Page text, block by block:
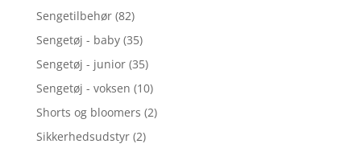
Sengetilbehør (82)
Sengetøj - baby (35)
Sengetøj - junior (35)
Sengetøj - voksen (10)
Shorts og bloomers (2)
Sikkerhedsudstyr (2)